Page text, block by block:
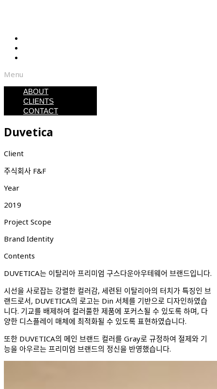
Menu
ABOUT
CLIENTS
CONTACT
Duvetica
Client
주식회사 F&F
Year
2019
Project Scope
Brand Identity
Contents
DUVETICA는 이탈리아 프리미엄 구스다운아우테웨어 브랜드입니다.
시선을 사로잡는 강렬한 컬러감, 세련된 이탈리아의 터치가 특징인 브
랜드로서, DUVETICA의 로고는 Din 서체를 기반으로 디자인하였습
니다. 기교를 배제하여 컬러풀한 제품에 포커스될 수 있도록 하며, 다
양한 디스플레이 매체에 최적화될 수 있도록 표현하였습니다.
또한 DUVETICA의 메인 브랜드 컬러를 Gray로 규정하여 절제와 기
능을 아우르는 프리미엄 브랜드의 정신을 반영했습니다.